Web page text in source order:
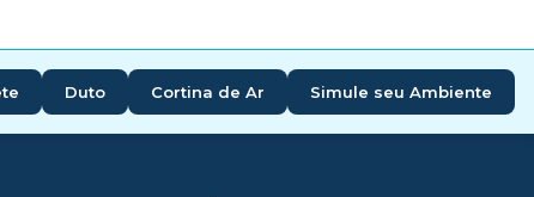
Duto Cortina de Ar Simule seu Ambiente